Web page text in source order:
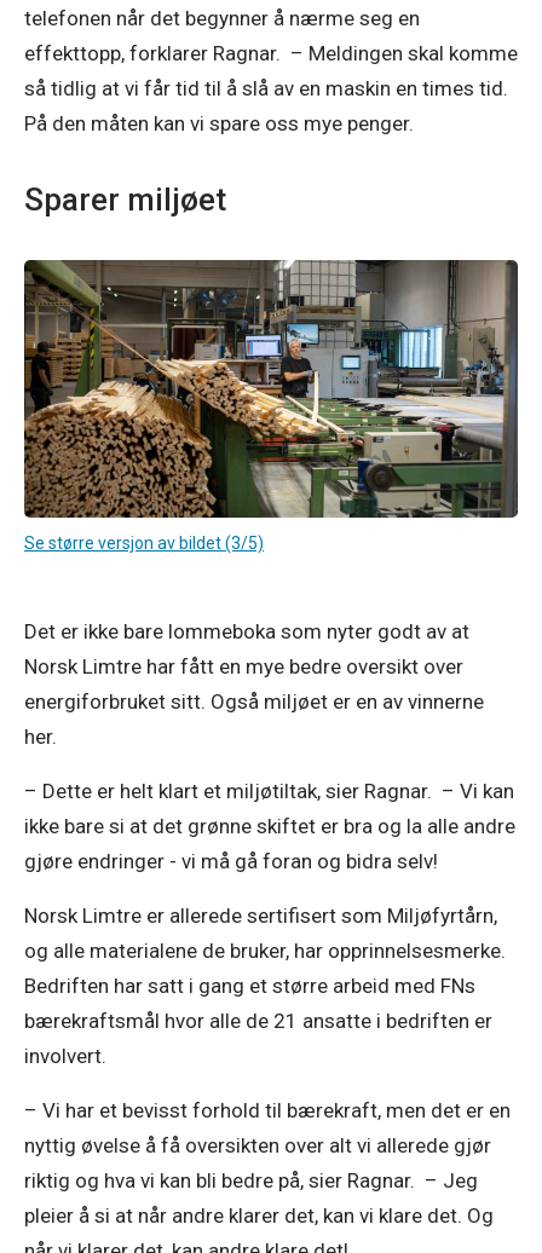
telefonen når det begynner å nærme seg en
effekttopp, forklarer Ragnar.  – Meldingen skal komme
så tidlig at vi får tid til å slå av en maskin en times tid.
På den måten kan vi spare oss mye penger.
Sparer miljøet
Se større versjon av bildet (3/5)
Det er ikke bare lommeboka som nyter godt av at
Norsk Limtre har fått en mye bedre oversikt over
energiforbruket sitt. Også miljøet er en av vinnerne
her.
– Dette er helt klart et miljøtiltak, sier Ragnar.  – Vi kan
ikke bare si at det grønne skiftet er bra og la alle andre
gjøre endringer - vi må gå foran og bidra selv!
Norsk Limtre er allerede sertifisert som Miljøfyrtårn,
og alle materialene de bruker, har opprinnelsesmerke.
Bedriften har satt i gang et større arbeid med FNs
bærekraftsmål hvor alle de 21 ansatte i bedriften er
involvert.
– Vi har et bevisst forhold til bærekraft, men det er en
nyttig øvelse å få oversikten over alt vi allerede gjør
riktig og hva vi kan bli bedre på, sier Ragnar.  – Jeg
pleier å si at når andre klarer det, kan vi klare det. Og